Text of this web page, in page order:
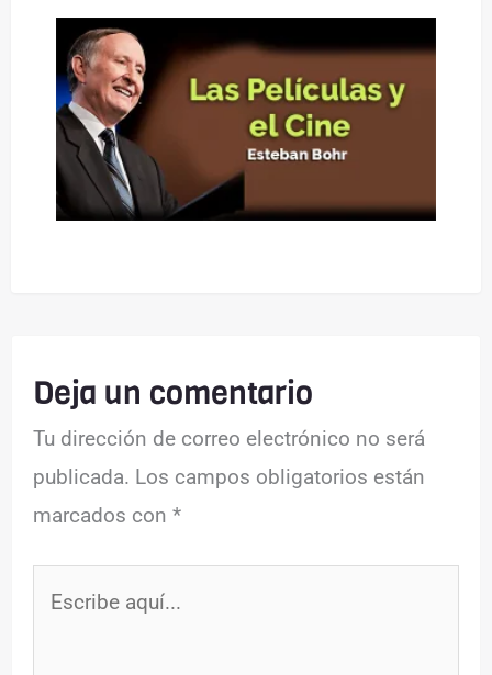
Deja un comentario
Tu dirección de correo electrónico no será
publicada. Los campos obligatorios están
marcados con*